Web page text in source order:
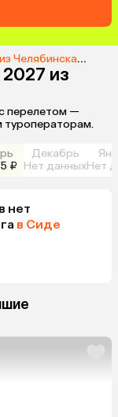
Челябинска,Туры
из
перелетом —
туроператорам.
₽
Декабрь
Нет данныхНет
нет
в Сиде